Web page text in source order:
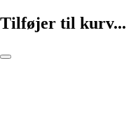
Tilføjer til kurv...